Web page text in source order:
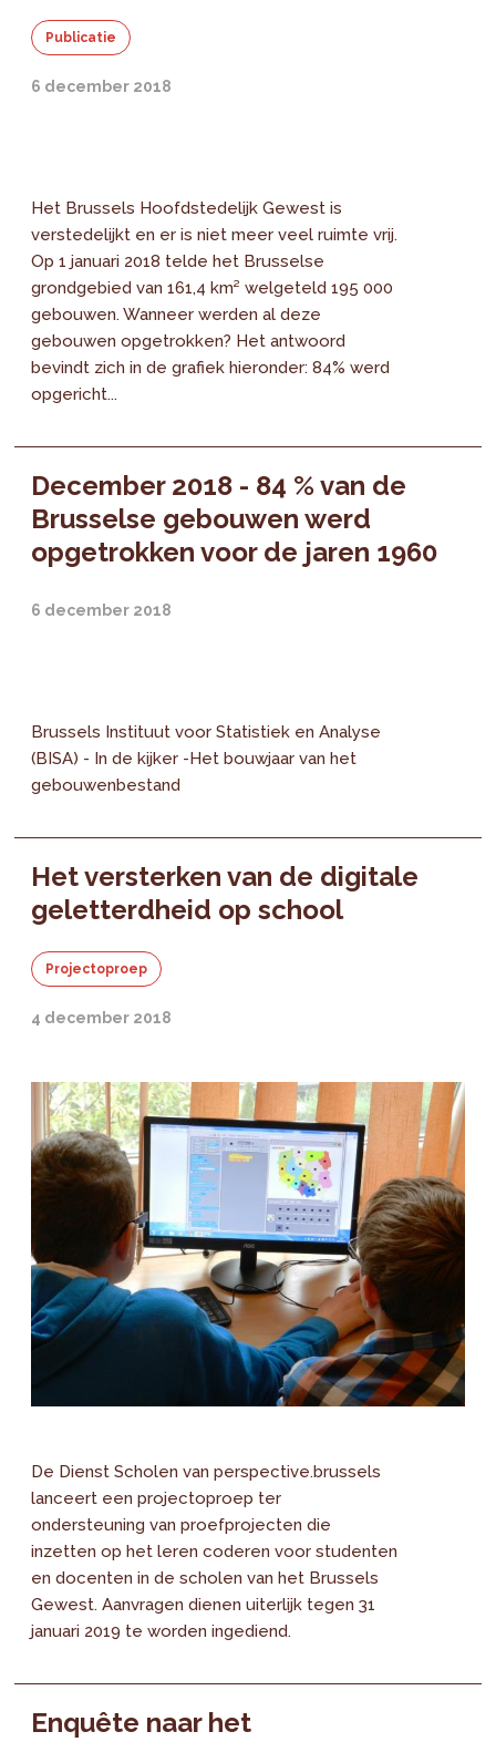
Publicatie
6 december 2018
Het Brussels Hoofdstedelijk Gewest is
verstedelijkt en er is niet meer veel ruimte vrij.
Op 1 januari 2018 telde het Brusselse
grondgebied van 161,4 km² welgeteld 195 000
gebouwen. Wanneer werden al deze
gebouwen opgetrokken? Het antwoord
bevindt zich in de grafiek hieronder: 84% werd
opgericht...
December 2018 - 84 % van de
Brusselse gebouwen werd
opgetrokken voor de jaren 1960
6 december 2018
Brussels Instituut voor Statistiek en Analyse
(BISA) - In de kijker -Het bouwjaar van het
gebouwenbestand
Het versterken van de digitale
geletterdheid op school
Projectoproep
4 december 2018
De Dienst Scholen van perspective.brussels
lanceert een projectoproep ter
ondersteuning van proefprojecten die
inzetten op het leren coderen voor studenten
en docenten in de scholen van het Brussels
Gewest. Aanvragen dienen uiterlijk tegen 31
januari 2019 te worden ingediend.
Enquête naar het